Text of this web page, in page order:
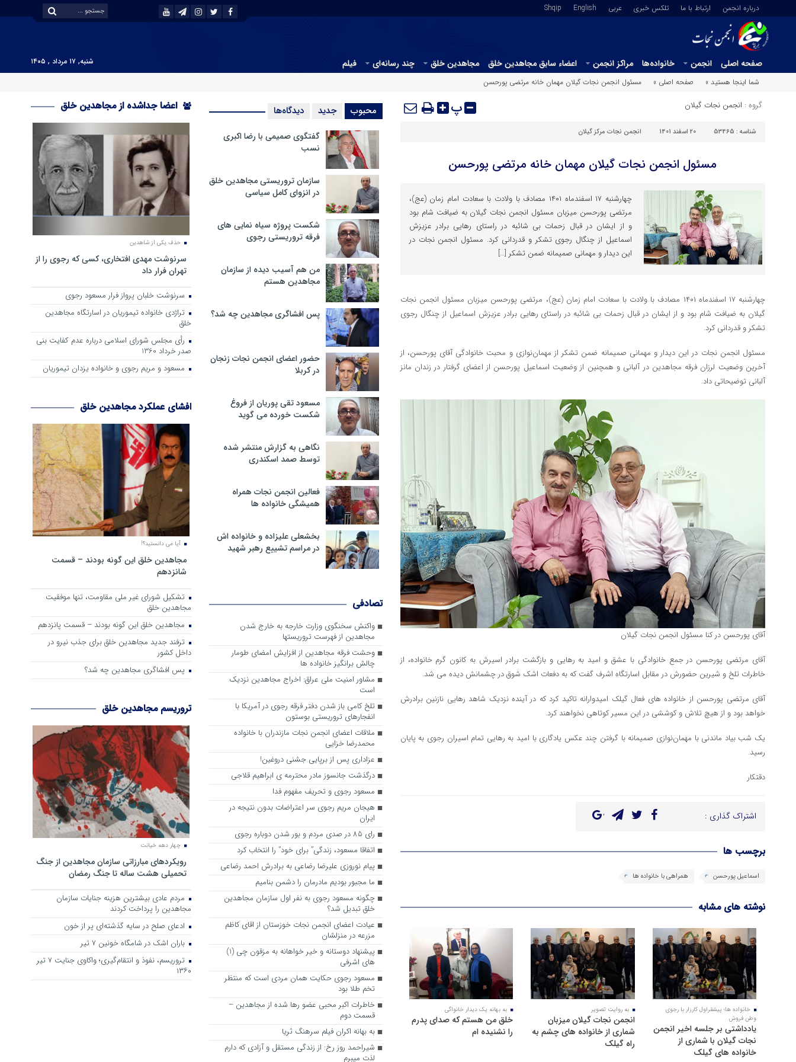
درباره انجمن ارتباط با ما تلکس خبری عربي English
Shqip
صفحه اصلی انجمن خانواده‌ها مراکز انجمن اعضاء سابق مجاهدین خلق مجاهدین خلق چند رسانه‌ای فیلم
شنبه, ۱۷ مرداد , ۱۴۰۵
شما اینجا هستید »
صفحه اصلی » مسئول انجمن نجات گیلان مهمان خانه مرتضی پورحسن
گروه : انجمن نجات گیلان پ
شناسه : 53465 20 اسفند 1401 انجمن نجات مرکز گیلان
مسئول انجمن نجات گیلان مهمان خانه مرتضی پورحسن
چهارشنبه ۱۷ اسفندماه ۱۴۰۱ مصادف با ولادت با سعادت امام زمان (عج)،
مرتضی پورحسن میزبان مسئول انجمن نجات گیلان به ضیافت شام بود
و از ایشان در قبال زحمات بی شائبه در راستای رهایی برادر عزیزش
اسماعیل از چنگال رجوی تشکر و قدردانی کرد. مسئول انجمن نجات در
این دیدار و مهمانی صمیمانه ضمن تشکر […]
چهارشنبه ۱۷ اسفندماه ۱۴۰۱ مصادف با ولادت با سعادت امام زمان (عج)، مرتضی پورحسن میزبان مسئول انجمن نجات
گیلان به ضیافت شام بود و از ایشان در قبال زحمات بی شائبه در راستای رهایی برادر عزیزش اسماعیل از چنگال رجوی
تشکر و قدردانی کرد.
مسئول انجمن نجات در این دیدار و مهمانی صمیمانه ضمن تشکر از مهمان‌نوازی و محبت خانوادگی آقای پورحسن، از
آخرین وضعیت لرزان فرقه مجاهدین در آلبانی و همچنین از وضعیت اسماعیل پورحسن از اعضای گرفتار در زندان مانز
آلبانی توضیحاتی داد.
آقای پورحسن در کنا مسئول انجمن نجات گیلان
آقای مرتضی پورحسن در جمع خانوادگی با عشق و امید به رهایی و بازگشت برادر اسیرش به کانون گرم خانواده، از
خاطرات تلخ و شیرین حضورش در مقابل اسارتگاه اشرف گفت که به دفعات اشک شوق در چشمانش دیده می شد.
آقای مرتضی پورحسن از خانواده های فعال گیلک امیدوارانه تاکید کرد که در آینده نزدیک شاهد رهایی نازنین برادرش
خواهد بود و از هیچ تلاش و کوششی در این مسیر کوتاهی نخواهند کرد.
یک شب بیاد ماندنی با مهمان‌نوازی صمیمانه با گرفتن چند عکس یادگاری با امید به رهایی تمام اسیران رجوی به پایان
رسید.
دقتکار
اشتراک گذاری :
برچسب ها
اسماعيل پورحسن همراهی با خانواده ها
نوشته های مشابه
خانواده ها؛ پیشقراول کارزار با رجوی
وطن فروش
یادداشتی بر جلسه اخیر انجمن
نجات گیلان با شماری از
خانواده های گیلک
به روایت تصویر
انجمن نجات گیلان میزبان
شماری از خانواده های چشم به
راه گیلک
به بهانه یک دیدار خانواگی
خلق من هستم که صدای پدرم
را نشنیده ام
محبوب جدید دیدگاه‌ها
گفتگوی صمیمی با رضا اکبری
نسب
سازمان تروریستی مجاهدین خلق
در انزوای کامل سیاسی
شکست پروژه سیاه نمایی های
فرقه تروریستی رجوی
من هم آسیب دیده از سازمان
مجاهدین هستم
پس افشاگری مجاهدین چه شد؟
حضور اعضای انجمن نجات زنجان
در کربلا
مسعود تقی پوریان از فروغ
شکست خورده می گوید
نگاهی به گزارش منتشر شده
توسط صمد اسکندری
فعالین انجمن نجات همراه
همیشگی خانواده ها
بخشعلی علیزاده و خانواده اش
در مراسم تشییع رهبر شهید
تصادفی
واکنش سخنگوی وزارت خارجه به خارج شدن
مجاهدین از فهرست تروریستها
وحشت فرقه مجاهدین از افزایش امضای طومار
چالش برانگیز خانواده ها
مشاور امنیت ملی عراق: اخراج مجاهدین نزدیک
است
تلخ کامی باز شدن دفتر فرقه رجوی در آمریکا با
انفجارهای تروریستی بوستون
ملاقات اعضای انجمن نجات مازندران با خانواده
محمدرضا خزایی
عزاداری پس از برپایی جشنی دروغین!
درگذشت جانسوز مادر محترمه ی ابراهیم قلاجی
مسعود رجوی و تحریف مفهوم فدا
هیجان مریم رجوی سر اعتراضات بدون نتیجه در
ایران
رای 85 در صدی مردم و بور شدن دوباره رجوی
اتفاقا مسعود، زندگی” برای خود” را انتخاب کرد
پیام نوروزی علیرضا رضاعی به برادرش احمد رضاعی
ما مجبور بودیم مادرمان را دشمن بنامیم
چگونه مسعود رجوی به نفر اول سازمان مجاهدین
خلق تبدیل شد؟
عیادت اعضای انجمن نجات خوزستان از اقای کاظم
مزرعه در منزلشان
پیشنهاد دوستانه و خیر خواهانه به مزقون چی (1)
های اشرفی
مسعود رجوی حکایت همان مردی است که منتظر
تخم طلا بود
خاطرات اکبر محبی عضو رها شده از مجاهدین –
قسمت دوم
به ‌بهانه اکران فیلم سرهنگ ثریا
شیراحمد روز رخ: از زندگی مستقل و آزادی که دارم
لذت میبرم
اعضا جداشده از مجاهدین خلق
حذف یکی از شاهدین
سرنوشت مهدی افتخاری، کسی که رجوی را از
تهران فرار داد
سرنوشت خلبان پرواز فرار مسعود رجوی
تراژدی خانواده تیموریان در اسارتگاه مجاهدین
خلق
رأی مجلس شورای اسلامی درباره عدم كفایت بنی
صدر خرداد 1360
مسعود و مریم رجوی و خانواده یزدان تیموریان
افشای عملکرد مجاهدین خلق
آیا می دانستید؟!
مجاهدین خلق این گونه بودند – قسمت
شانزدهم
تشکیل شورای غیر ملی مقاومت، تنها موفقیت
مجاهدین خلق
مجاهدین خلق این گونه بودند – قسمت پانزدهم
ترفند جدید مجاهدین خلق برای جذب نیرو در
داخل کشور
پس افشاگری مجاهدین چه شد؟
تروریسم مجاهدین خلق
چهار دهه خیانت
رویکرد‌های مبارزاتی سازمان مجاهدین از جنگ
تحمیلی هشت ساله تا جنگ رمضان
مردم عادی بیشترین هزینه جنایات سازمان
مجاهدین را پرداخت کردند
ادعای صلح در سایه گذشته‌ای پر از خون
باران اشک در شامگاه خونین 7 تیر
تروریسم، نفوذ و انتقام‌گیری؛ واکاوی جنایت ۷ تیر
۱۳۶۰